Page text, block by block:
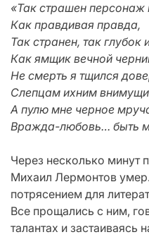
«Так страшен персонаж
Как правдивая правда,
Так странен, так глубок
Как ямщик вечной
Не смерть я тщился
Слепцам ихним
А пулю мне черное
Вражда-любовь… быть
Через несколько минут
Михаил Лермонтов
потрясением для
Все прощались с ним,
талантах и застаиваясь